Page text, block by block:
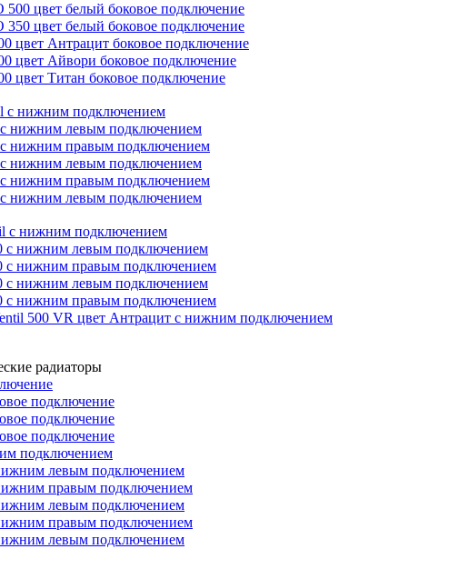
цвет белый боковое подключение
цвет белый боковое подключение
цвет Антрацит боковое подключение
цвет Айвори боковое подключение
цвет Титан боковое подключение
с нижним подключением
нижним левым подключением
нижним правым подключением
нижним левым подключением
нижним правым подключением
нижним левым подключением
с нижним подключением
с нижним левым подключением
с нижним правым подключением
с нижним левым подключением
с нижним правым подключением
500 VR цвет Антрацит с нижним подключением
радиаторы
подключение
подключение
подключение
подключением
левым подключением
правым подключением
левым подключением
правым подключением
левым подключением